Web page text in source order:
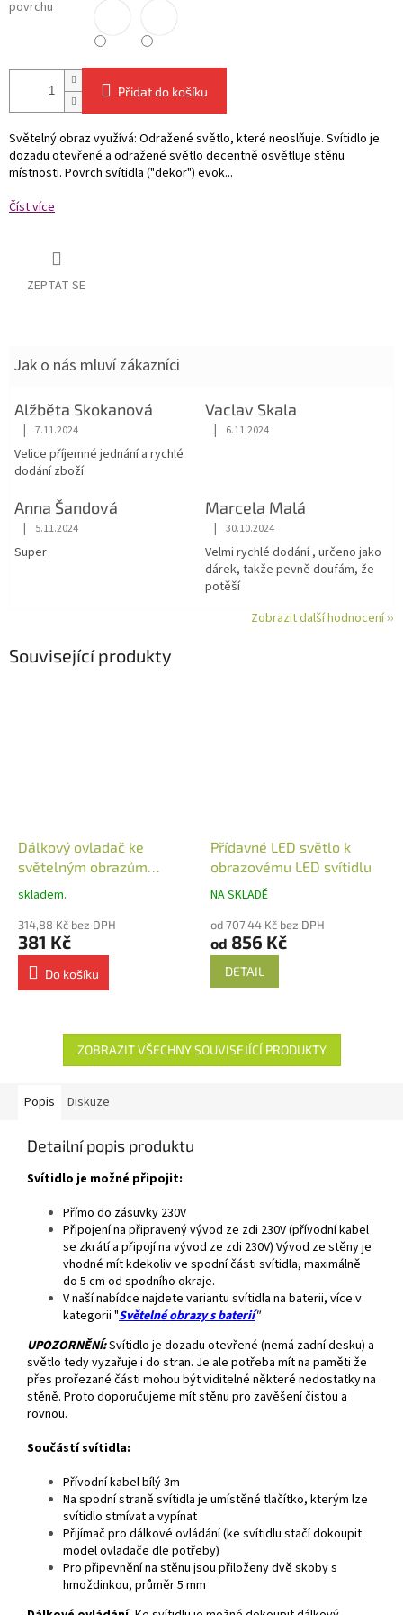
povrchu
Přidat do košíku
Světelný obraz využívá: Odražené světlo, které neoslňuje. Svítidlo je
dozadu otevřené a odražené světlo decentně osvětluje stěnu
místnosti. Povrch svítidla ("dekor") evok...
Číst více
ZEPTAT SE
Jak o nás mluví zákazníci
Alžběta Skokanová
Hodnocení obchodu je 5 z 5 hvězdiček.
| 7.11.2024
Velice příjemné jednání a rychlé
dodání zboží.
Vaclav Skala
Hodnocení obchodu je 5 z 5
| 6.11.2024
Anna Šandová
Hodnocení obchodu je 5 z 5 hvězdiček.
| 5.11.2024
Super
Marcela Malá
Hodnocení obchodu je 5 z 5
| 30.10.2024
Velmi rychlé dodání , určeno jako
dárek, takže pevně doufám, že
potěší
Zobrazit další hodnocení ››
Související produkty
Dálkový ovladač ke
světelným obrazům
nástěnný
skladem.
314,88 Kč bez DPH
381 Kč
Do košíku
Přídavné LED světlo k
obrazovému LED svítidlu
NA SKLADĚ
od 707,44 Kč bez DPH
od 856 Kč
DETAIL
ZOBRAZIT VŠECHNY SOUVISEJÍCÍ PRODUKTY
Popis Diskuze
Detailní popis produktu
Svítidlo je možné připojit:
Přímo do zásuvky 230V
Připojení na připravený vývod ze zdi 230V (přívodní kabel
se zkrátí a připojí na vývod ze zdi 230V) Vývod ze stěny je
vhodné mít kdekoliv ve spodní části svítidla, maximálně
do 5 cm od spodního okraje.
V naší nabídce najdete variantu svítidla na baterii, více v
kategorii "Světelné obrazy s baterií"
UPOZORNĚNÍ:Svítidlo je dozadu otevřené (nemá zadní desku) a
světlo tedy vyzařuje i do stran. Je ale potřeba mít na paměti že
přes prořezané části mohou být viditelné některé nedostatky na
stěně. Proto doporučujeme mít stěnu pro zavěšení čistou a
rovnou.
Součástí svítidla:
Přívodní kabel bílý 3m
Na spodní straně svítidla je umístěné tlačítko, kterým lze
svítidlo stmívat a vypínat
Přijímač pro dálkové ovládání (ke svítidlu stačí dokoupit
model ovladače dle potřeby)
Pro připevnění na stěnu jsou přiloženy dvě skoby s
hmoždinkou, průměr 5 mm